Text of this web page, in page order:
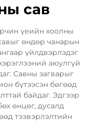
сав
үеийн хоолны
өндөр чанарын
үйлдвэрлэдэг
аюулгүй
Савны загварыг
бүтээсэн бөгөөд
байдаг. Эдгээр
өнцөг, дусалд
тээвэрлэлтийн